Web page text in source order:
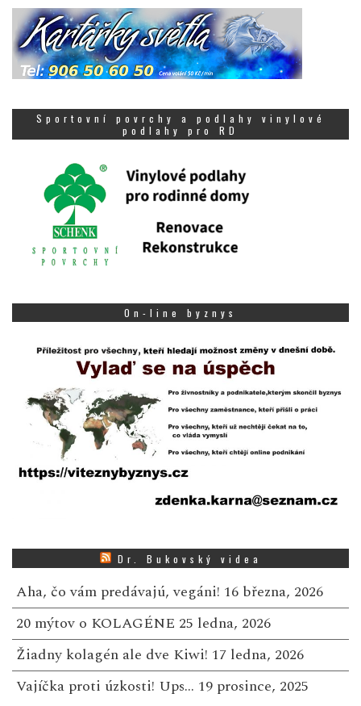
Sportovní povrchy a podlahy vinylové
podlahy pro RD
On-line byznys
Dr. Bukovský videa
Aha, čo vám predávajú, vegáni! 16 března, 2026
20 mýtov o KOLAGÉNE 25 ledna, 2026
Žiadny kolagén ale dve Kiwi! 17 ledna, 2026
Vajíčka proti úzkosti! Ups… 19 prosince, 2025